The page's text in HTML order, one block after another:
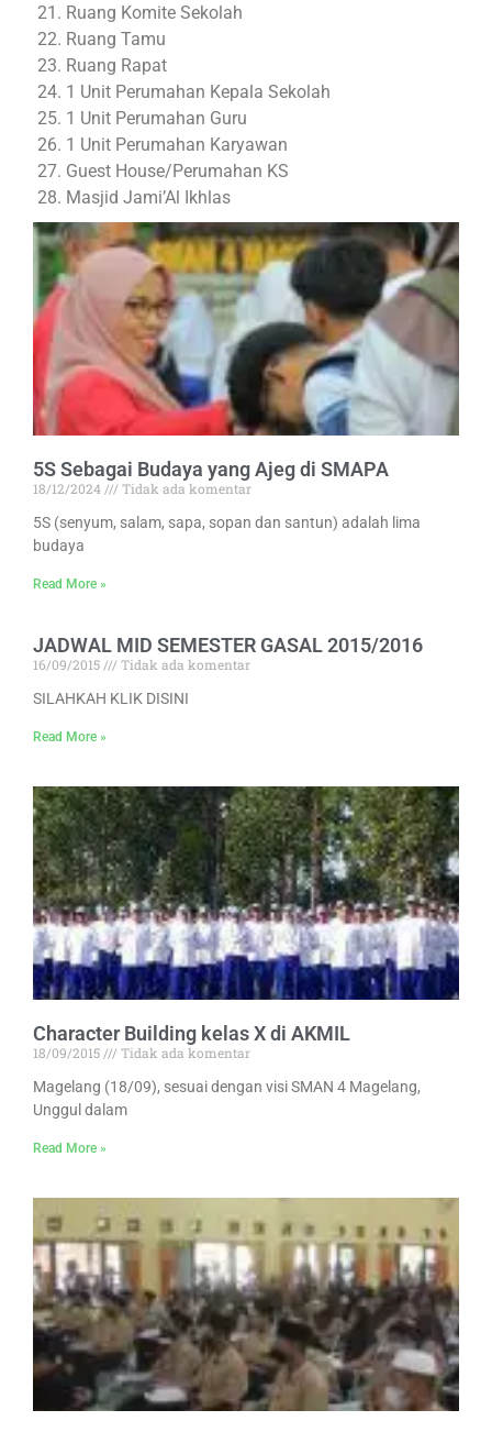
Ruang Komite Sekolah
Ruang Tamu
Ruang Rapat
1 Unit Perumahan Kepala Sekolah
1 Unit Perumahan Guru
1 Unit Perumahan Karyawan
Guest House/Perumahan KS
Masjid Jami’Al Ikhlas
5S Sebagai Budaya yang Ajeg di SMAPA
18/12/2024
Tidak ada komentar
5S (senyum, salam, sapa, sopan dan santun) adalah lima
budaya
Read More »
JADWAL MID SEMESTER GASAL 2015/2016
16/09/2015
Tidak ada komentar
SILAHKAH KLIK DISINI
Read More »
Character Building kelas X di AKMIL
18/09/2015
Tidak ada komentar
Magelang (18/09), sesuai dengan visi SMAN 4 Magelang,
Unggul dalam
Read More »